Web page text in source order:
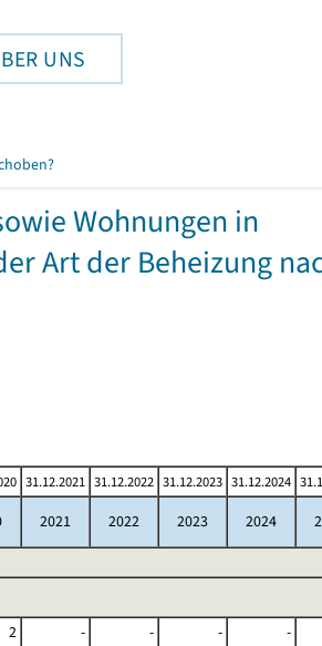
UNS
Wohnungen in
Art der Beheizung
31.12.2021 31.12.2022 31.12.2023 31.12.2024
2021 2022 2023 2024
2 - - -
-